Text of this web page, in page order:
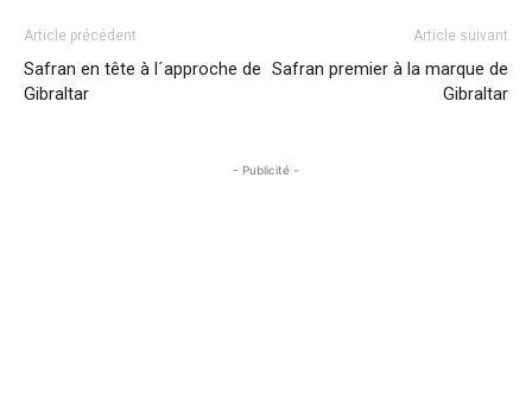
Article précédent
Safran en tête à l´approche de
Gibraltar
Article suivant
Safran premier à la marque de
Gibraltar
- Publicité -